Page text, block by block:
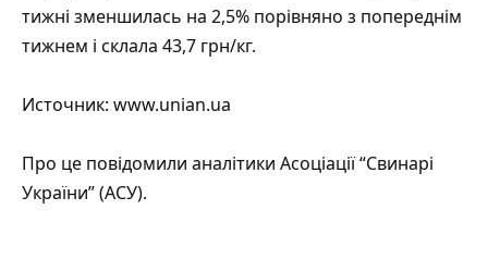
тижні зменшилась на 2,5% порівняно з попереднім
тижнем і склала 43,7 грн/кг.
Источник: www.unian.ua
Про це повідомили аналітики Асоціації “Свинарі
України” (АСУ).